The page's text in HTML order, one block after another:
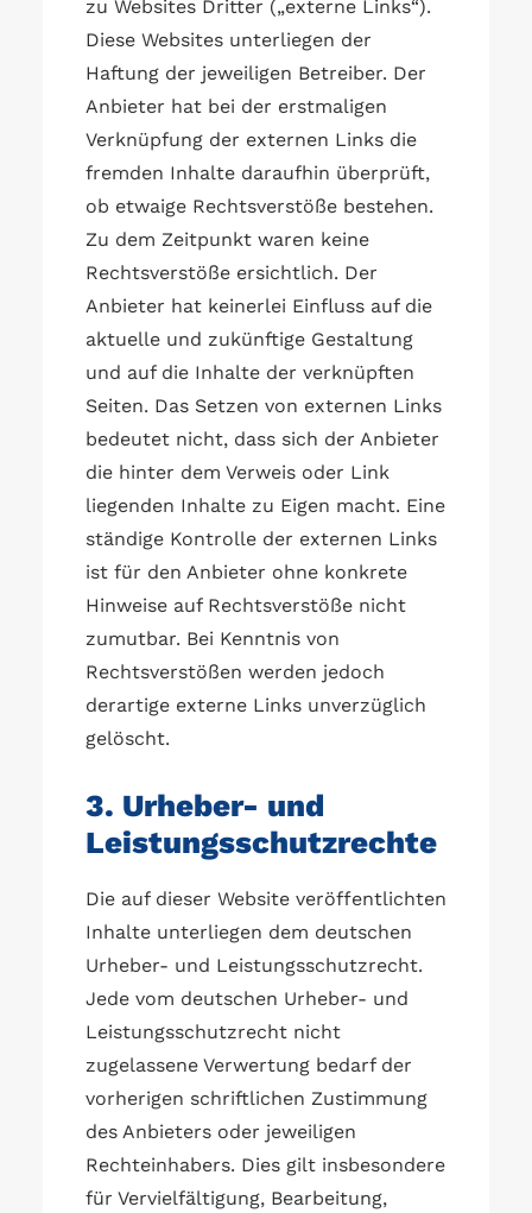
zu Websites Dritter („externe Links“).
Diese Websites unterliegen der
Haftung der jeweiligen Betreiber. Der
Anbieter hat bei der erstmaligen
Verknüpfung der externen Links die
fremden Inhalte daraufhin überprüft,
ob etwaige Rechtsverstöße bestehen.
Zu dem Zeitpunkt waren keine
Rechtsverstöße ersichtlich. Der
Anbieter hat keinerlei Einfluss auf die
aktuelle und zukünftige Gestaltung
und auf die Inhalte der verknüpften
Seiten. Das Setzen von externen Links
bedeutet nicht, dass sich der Anbieter
die hinter dem Verweis oder Link
liegenden Inhalte zu Eigen macht. Eine
ständige Kontrolle der externen Links
ist für den Anbieter ohne konkrete
Hinweise auf Rechtsverstöße nicht
zumutbar. Bei Kenntnis von
Rechtsverstößen werden jedoch
derartige externe Links unverzüglich
gelöscht.
3. Urheber- und
Leistungsschutzrechte
Die auf dieser Website veröffentlichten
Inhalte unterliegen dem deutschen
Urheber- und Leistungsschutzrecht.
Jede vom deutschen Urheber- und
Leistungsschutzrecht nicht
zugelassene Verwertung bedarf der
vorherigen schriftlichen Zustimmung
des Anbieters oder jeweiligen
Rechteinhabers. Dies gilt insbesondere
für Vervielfältigung, Bearbeitung,